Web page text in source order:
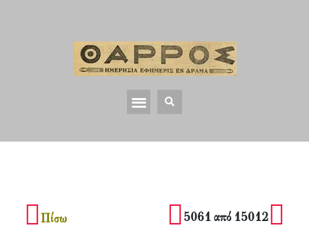
Πίσω 5061 από 15012